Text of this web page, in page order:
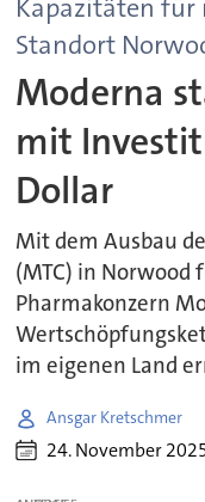
Kapazitäten für
Standort
Moderna
mit
Dollar
Mit dem Ausbau
(MTC) in Norwood
Pharmakonzern
im eigenen Land
Ansgar Kretschmer
24. November